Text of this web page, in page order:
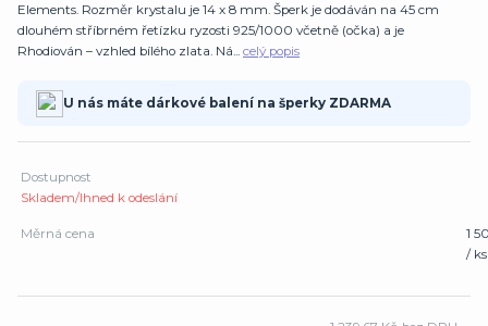
Elements. Rozměr krystalu je 14 x 8 mm. Šperk je dodáván na 45 cm
dlouhém stříbrném řetízku ryzosti 925/1000 včetně (očka) a je
Rhodiován – vzhled bílého zlata. Ná... celý popis
U nás máte dárkové balení na šperky ZDARMA
Dostupnost
Skladem/Ihned k odeslání
Měrná cena
1
/ ks